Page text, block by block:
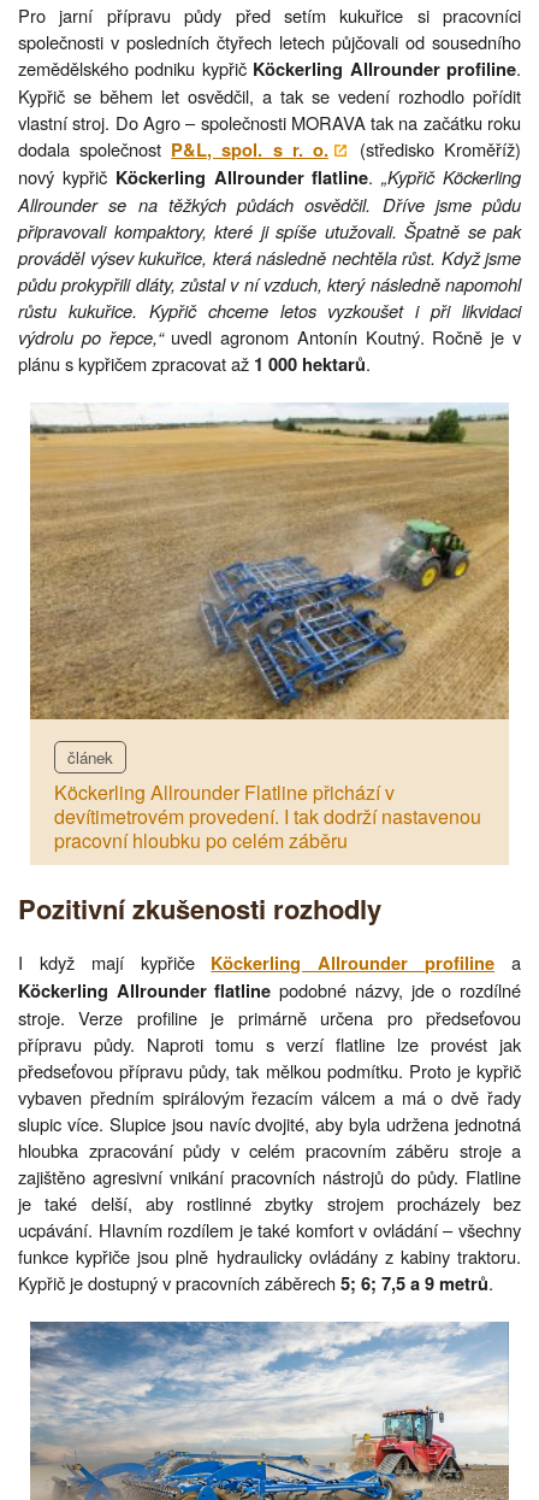
Pro jarní přípravu půdy před setím kukuřice si pracovníci
společnosti v posledních čtyřech letech půjčovali od sousedního
zemědělského podniku kypřič Köckerling Allrounder profiline.
Kypřič se během let osvědčil, a tak se vedení rozhodlo pořídit
vlastní stroj. Do Agro – společnosti MORAVA tak na začátku roku
dodala společnost P&L, spol. s r. o.
(středisko Kroměříž)
nový kypřič Köckerling Allrounder flatline.„Kypřič Köckerling
Allrounder se na těžkých půdách osvědčil. Dříve jsme půdu
připravovali kompaktory, které ji spíše utužovali. Špatně se pak
prováděl výsev kukuřice, která následně nechtěla růst. Když jsme
půdu prokypřili dláty, zůstal v ní vzduch, který následně napomohl
růstu kukuřice. Kypřič chceme letos vyzkoušet i při likvidaci
výdrolu po řepce,“uvedl agronom Antonín Koutný. Ročně je v
plánu s kypřičem zpracovat až 1 000 hektarů.
článek
Köckerling Allrounder Flatline přichází v
devítimetrovém provedení. I tak dodrží nastavenou
pracovní hloubku po celém záběru
Pozitivní zkušenosti rozhodly
I když mají kypřiče Köckerling Allrounder profiline a
Köckerling Allrounder flatline podobné názvy, jde o rozdílné
stroje. Verze profiline je primárně určena pro předseťovou
přípravu půdy. Naproti tomu s verzí flatline lze provést jak
předseťovou přípravu půdy, tak mělkou podmítku. Proto je kypřič
vybaven předním spirálovým řezacím válcem a má o dvě řady
slupic více. Slupice jsou navíc dvojité, aby byla udržena jednotná
hloubka zpracování půdy v celém pracovním záběru stroje a
zajištěno agresivní vnikání pracovních nástrojů do půdy. Flatline
je také delší, aby rostlinné zbytky strojem procházely bez
ucpávání. Hlavním rozdílem je také komfort v ovládání – všechny
funkce kypřiče jsou plně hydraulicky ovládány z kabiny traktoru.
Kypřič je dostupný v pracovních záběrech5; 6; 7,5 a 9 metrů.